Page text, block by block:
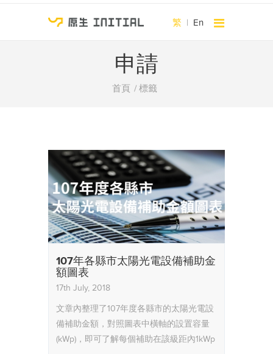
繁 | En
申請
首頁 標籤
107年各縣市太陽光電設備補助金
額圖表
17th July, 2018
文章內整理了107年度各縣市的太陽光電設
備補助金額，對照圖表中橫軸的設置容量
(kWp)，即可了解每個補助在該級距內1kWp